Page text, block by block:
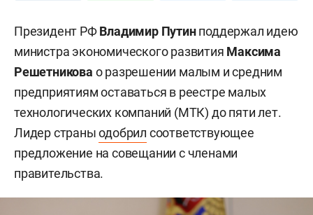
Президент РФВладимир Путинподдержал идею
министра экономического развития Максима
Решетникова о разрешении малым и средним
предприятиям оставаться в реестре малых
технологических компаний (МТК) до пяти лет.
Лидер страныодобрил соответствующее
предложение на совещании с членами
правительства.